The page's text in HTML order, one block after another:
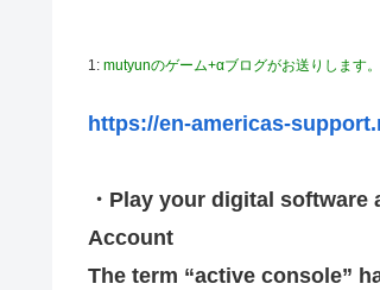
【デレマス】 810プロエアコン騒動
やる夫のダンジョン運営記183-雑談
その後」
【にじさんじ】七瀬、動物園でアシ
1: mutyunのゲーム+αブログがお送りします。
https://en-americas-
・Play your digital
Account
The term “active console”